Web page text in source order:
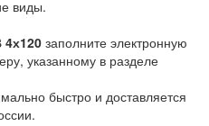
виды.
заполните электронную
указанному в разделе
быстро и доставляется